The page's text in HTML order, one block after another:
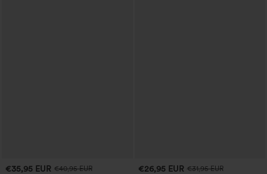
€35,95 EUR €40,95 EUR
€26,95 EUR €31,95 EUR